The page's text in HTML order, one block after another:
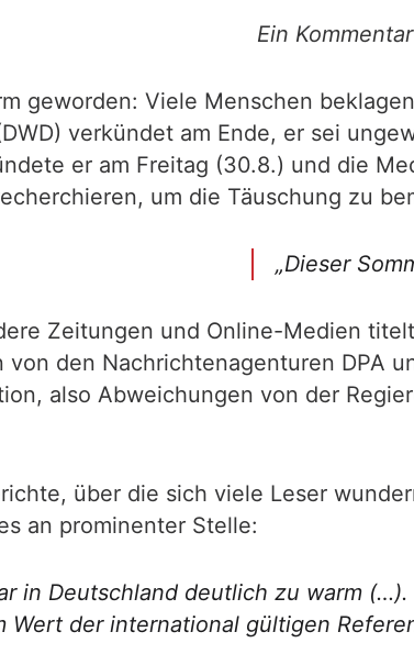
Ein
geworden: Viele Menschen
verkündet am Ende, er sei
er am Freitag (30.8.) und die
um die Täuschung zu
„Dieser
Zeitungen und Online-Medien
von den Nachrichtenagenturen DPA
also Abweichungen von der
über die sich viele Leser
an prominenter Stelle:
in Deutschland deutlich zu warm
Wert der international gültigen